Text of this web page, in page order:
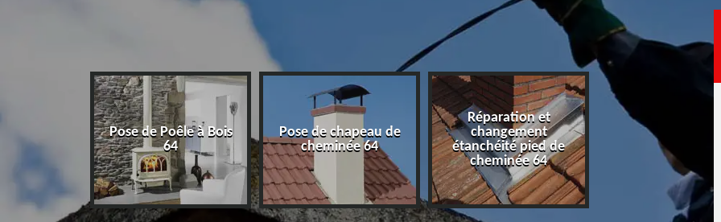
64
Pose de Poêle à Bois
64
Pose de chapeau de
cheminée 64
Réparation et
changement
étanchéité pied de
cheminée 64
Ramonage 64